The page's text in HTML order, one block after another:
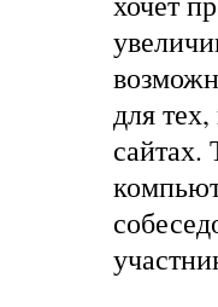
для
сайтах.